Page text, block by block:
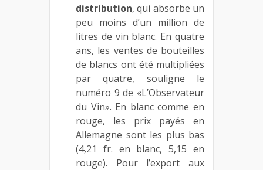
distribution, qui absorbe un
peu moins d’un million de
litres de vin blanc. En quatre
ans, les ventes de bouteilles
de blancs ont été multipliées
par quatre, souligne le
numéro 9 de «L’Observateur
du Vin». En blanc comme en
rouge, les prix payés en
Allemagne sont les plus bas
(4,21 fr. en blanc, 5,15 en
rouge). Pour l’export aux